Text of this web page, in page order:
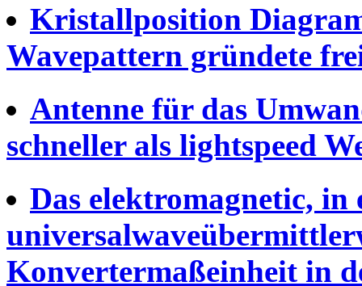
Kristallposition
Wavepattern gründete
Antenne für das
schneller als lightspeed
Das elektromagnetic, in
Konvertermaßeinheit in